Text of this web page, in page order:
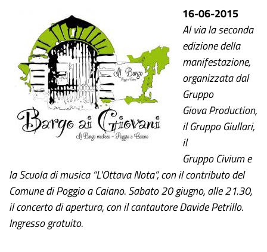
16-06-2015
Al via la seconda
edizione della
manifestazione,
organizzata dal
Gruppo
Giova Production,
il Gruppo Giullari,
il
Gruppo Civium e
la Scuola di musica “L'Ottava Nota”, con il contributo del
Comune di Poggio a Caiano. Sabato 20 giugno, alle 21.30,
il concerto di apertura, con il cantautore Davide Petrillo.
Ingresso gratuito.